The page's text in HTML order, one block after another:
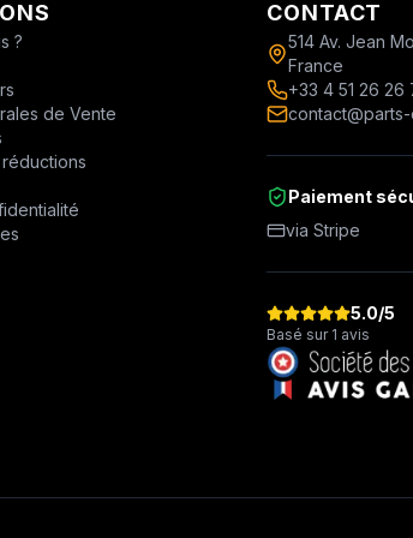
?
de Vente
CONTACT
514 Av. Jean
France
+33 4 51 26 26
Paiement
via Stripe
5.0/5
Basé sur 1 avis